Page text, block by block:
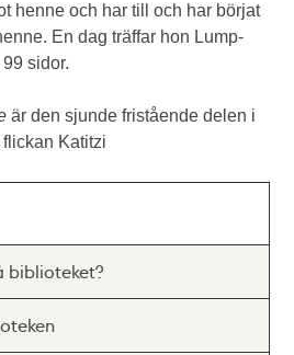
henne och har till och har börjat
En dag träffar hon Lump-
sidor.
är den sjunde fristående delen i
Katitzi
biblioteket?